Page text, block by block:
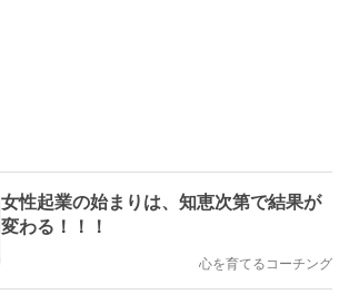
女性起業の始まりは、知恵次第で結果が
変わる！！！
心を育てるコーチング